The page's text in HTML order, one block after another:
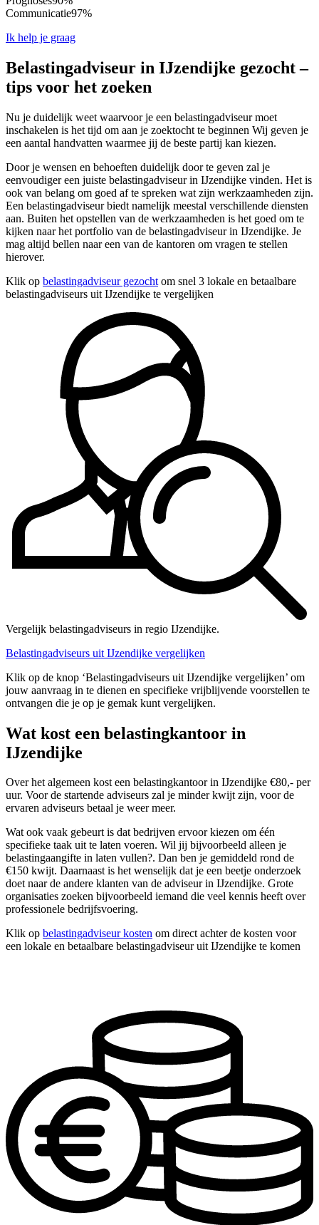
Communicatie97%
Ik help je graag
Belastingadviseur in IJzendijke gezocht –
tips voor het zoeken
Nu je duidelijk weet waarvoor je een belastingadviseur moet
inschakelen is het tijd om aan je zoektocht te beginnen Wij geven je
een aantal handvatten waarmee jij de beste partij kan kiezen.
Door je wensen en behoeften duidelijk door te geven zal je
eenvoudiger een juiste belastingadviseur in IJzendijke vinden. Het is
ook van belang om goed af te spreken wat zijn werkzaamheden zijn.
Een belastingadviseur biedt namelijk meestal verschillende diensten
aan. Buiten het opstellen van de werkzaamheden is het goed om te
kijken naar het portfolio van de belastingadviseur in IJzendijke. Je
mag altijd bellen naar een van de kantoren om vragen te stellen
hierover.
Klik op belastingadviseur gezocht om snel 3 lokale en betaalbare
belastingadviseurs uit IJzendijke te vergelijken
Vergelijk belastingadviseurs in regio IJzendijke.
Belastingadviseurs uit IJzendijke vergelijken
Klik op de knop ‘Belastingadviseurs uit IJzendijke vergelijken’ om
jouw aanvraag in te dienen en specifieke vrijblijvende voorstellen te
ontvangen die je op je gemak kunt vergelijken.
Wat kost een belastingkantoor in
IJzendijke
Over het algemeen kost een belastingkantoor in IJzendijke €80,- per
uur. Voor de startende adviseurs zal je minder kwijt zijn, voor de
ervaren adviseurs betaal je weer meer.
Wat ook vaak gebeurt is dat bedrijven ervoor kiezen om één
specifieke taak uit te laten voeren. Wil jij bijvoorbeeld alleen je
belastingaangifte in laten vullen?. Dan ben je gemiddeld rond de
€150 kwijt. Daarnaast is het wenselijk dat je een beetje onderzoek
doet naar de andere klanten van de adviseur in IJzendijke. Grote
organisaties zoeken bijvoorbeeld iemand die veel kennis heeft over
professionele bedrijfsvoering.
Klik op belastingadviseur kosten om direct achter de kosten voor
een lokale en betaalbare belastingadviseur uit IJzendijke te komen